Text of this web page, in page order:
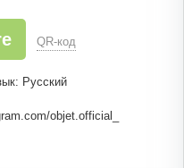
QR-код
Русский
objet.official_